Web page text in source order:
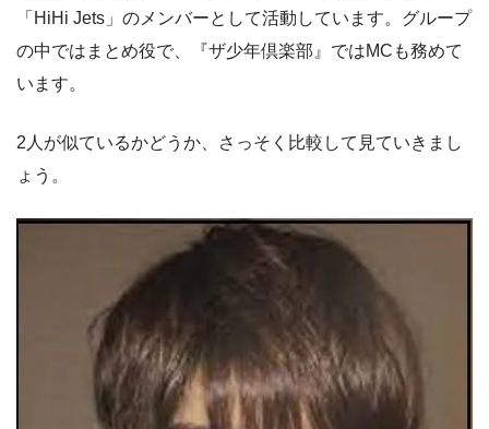
「HiHi Jets」のメンバーとして活動しています。グループ
の中ではまとめ役で、『ザ少年倶楽部』ではMCも務めて
います。
2人が似ているかどうか、さっそく比較して見ていきまし
ょう。